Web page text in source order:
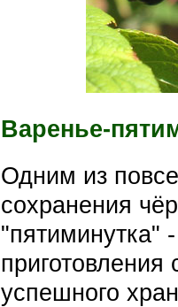
Варенье-
Одним из
сохранения
"пятиминутка"
успешного